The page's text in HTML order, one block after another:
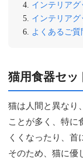
インテリアグ
インテリアグ
よくあるご質
猫用食器セッ
猫は人間と異なり
ことが多く、特に
くくなったり、首
そのため、猫に優